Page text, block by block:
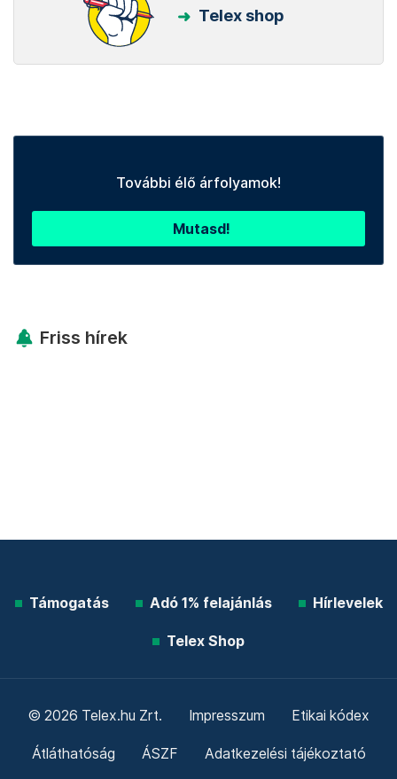
Telex shop
További élő árfolyamok!
Mutasd!
Friss hírek
Támogatás Adó 1% felajánlás Hírlevelek
Telex Shop
© 2026 Telex.hu Zrt. Impresszum Etikai kódex
Átláthatóság ÁSZF Adatkezelési tájékoztató